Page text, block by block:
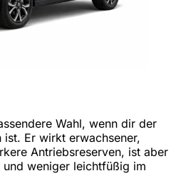
Wahl, wenn dir der
ist. Er wirkt erwachsener,
Antriebsreserven, ist aber
weniger leichtfüßig im